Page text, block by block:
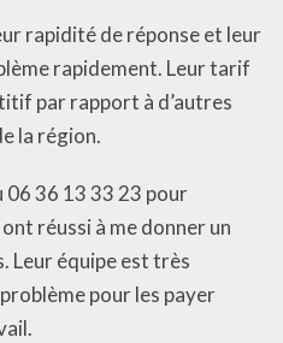
rapidité de réponse et leur
rapidement. Leur tarif
par rapport à d’autres
la région.
06 36 13 33 23 pour
réussi à me donner un
Leur équipe est très
problème pour les payer